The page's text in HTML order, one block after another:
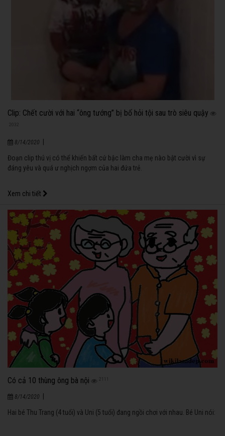
Clip: Chết cười với hai “ông tướng” bị bố hỏi tội sau trò siêu quậy
2032
8/14/2020
Đoạn clip thú vị có thể khiến bất cứ bậc làm cha mẹ nào bật cười vì sự
đáng yêu và quá ư nghịch ngợm của hai đứa trẻ.
Xem chi tiết
Có cả 10 thùng ông bà nội
8/14/2020
Hai bé Thu Trang (4 tuổi) và Uni (5 tuổi) đang ngồi chơi với nhau. Bé Uni nói: